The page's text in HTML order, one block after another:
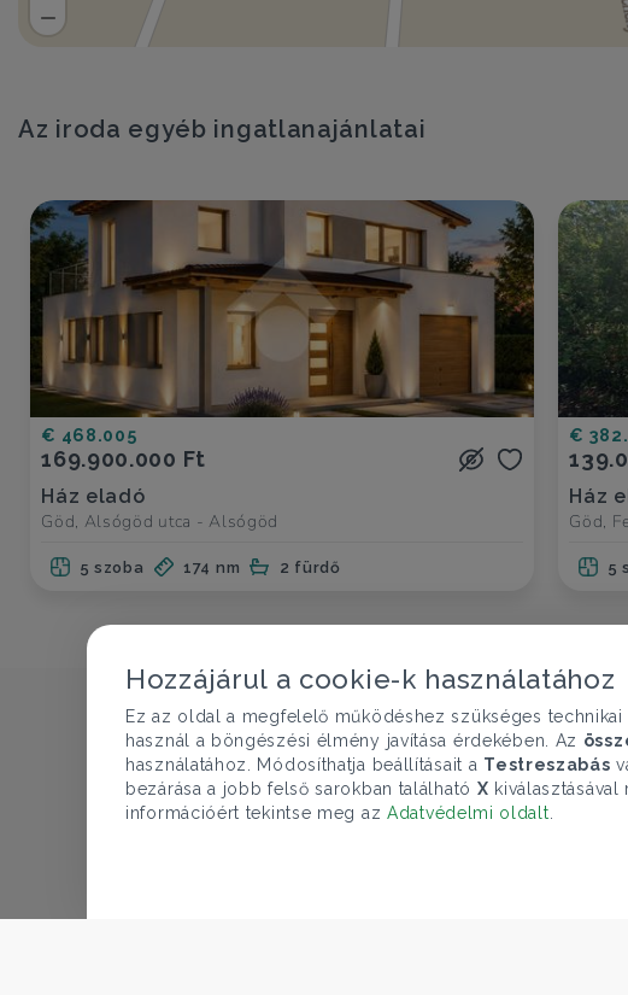
Az iroda egyéb ingatlanajánlatai
€ 468.005
169.900.000 Ft
Ház eladó
Göd, Alsógöd utca - Alsógöd
5 szoba 174 nm 2 fürdő
€
Ház
Göd,
5
Hozzájárul a cookie-k használatához
Ez az oldal a megfelelő működéshez szükséges
használ a böngészési élmény javítása érdekében. Az
használatához. Módosíthatja beállításait a Testreszabás
bezárása a jobb felső sarokban található X
információért tekintse meg az Adatvédelmi oldalt